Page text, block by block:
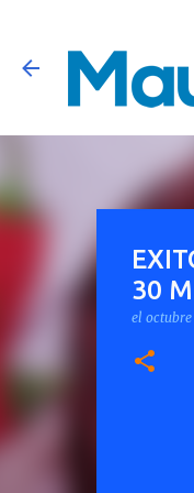
30
el octubre